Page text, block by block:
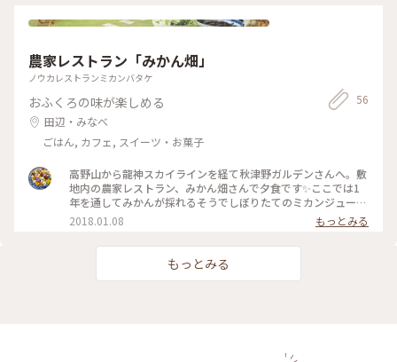
農家レストラン「みかん畑」
ノウカレストランミカンバタケ
おふくろの味が楽しめる
田辺・みなべ
ごはん, カフェ, スイーツ・お菓子
56
高野山から龍神スカイラインを経て秋津野ガルデンさんへ。敷
地内の農家レストラン、みかん畑さんで夕食です✨ここでは1
年を通してみかんが採れるそうでしぼりたてのミカンジュース
や、柑橘類を使ったお菓子作り体験も出来ます。 産地ならでは
の高野豆腐の煮物、勝浦のマグロのお造り…地元のお母さんた
ちが丁寧に、美味しく作ってくれています。 普段はランチバイ
キングもあるようでこれもまた、地元で採れた新鮮な野菜をふ
んだんに使っているそうです✨ お部屋は校舎とは別の新しい建
2018.01.08 もっとみる
もっとみる